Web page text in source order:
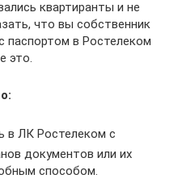
квартиранты и не
что вы собственник
паспортом в Ростелеком
это.
в ЛК Ростелеком с
документов или их
способом.